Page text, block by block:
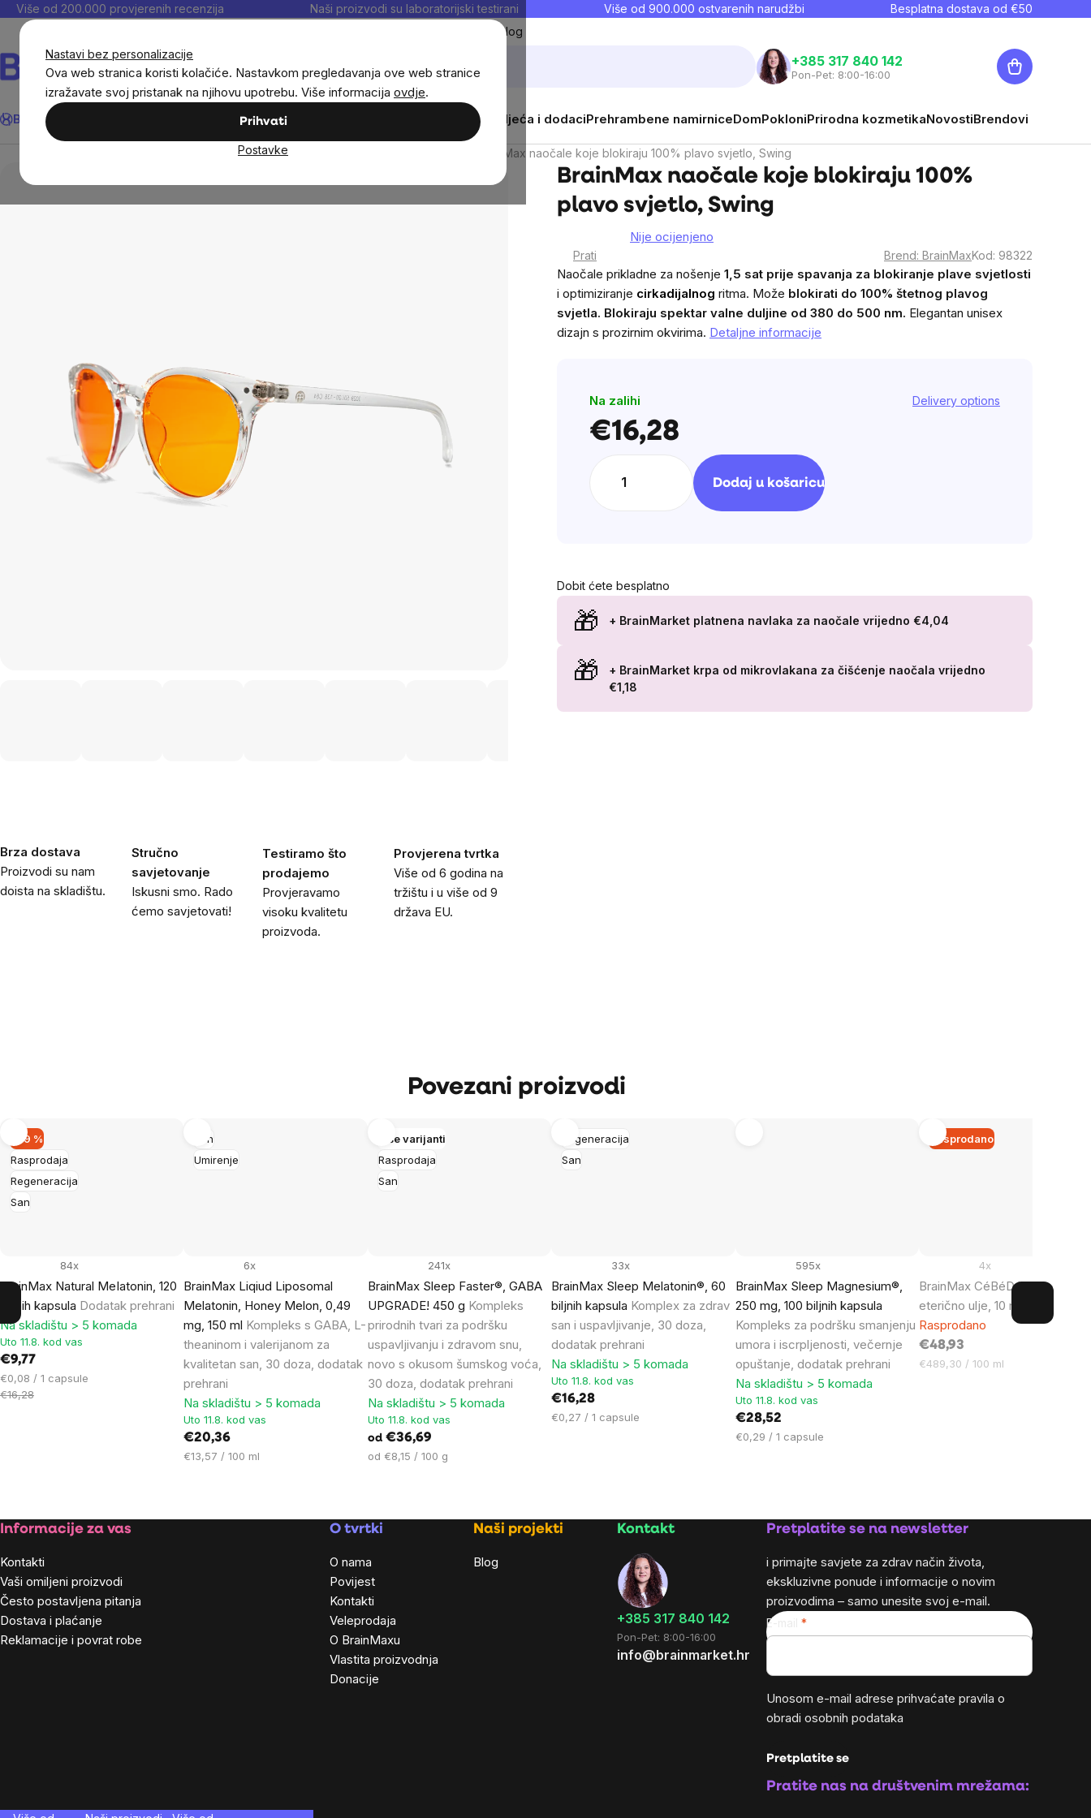
Nastavi bez personalizacije
Ova web stranica koristi kolačiće. Nastavkom pregledavanja ove web stranice
izražavate svoj pristanak na njihovu upotrebu. Više informacija ovdje.
Prihvati
Postavke
Preskoči
Više od 200.000 provjerenih recenzija Naši proizvodi su laboratorijski testirani Više od 900.000 ostvarenih narudžbi Besplatna dostava od €50
Blog
Traži
+385 317 840 142
Pon-Pet: 8:00-16:00
Košarica
BrainMax® Dodaci prehraniNoviteti Sportska odjeća i dodaciPrehrambene namirniceDomPokloniPrirodna kozmetikaNovostiBrendovi
Blokada plavog svjetla Blokada 100 % plavog svjetla BrainMax naočale koje blokiraju 100% plavo svjetlo, Swing
BrainMax naočale koje blokiraju 100%
plavo svjetlo, Swing
average
product
rating
Nije ocijenjeno
Brza dostava
Proizvodi su nam
doista na skladištu.
Stručno
savjetovanje
Iskusni smo. Rado
ćemo savjetovati!
Testiramo što
prodajemo
Provjeravamo
visoku kvalitetu
proizvoda.
Provjerena tvrtka
Više od 6 godina na
tržištu i u više od 9
država EU.
Dobit ćete besplatno
+ BrainMarket platnena navlaka za naočale vrijedno €4,04
+ BrainMarket krpa od mikrovlakana za čišćenje naočala vrijedno
€1,18
Prati Brend: BrainMaxKod: 98322
Naočale prikladne za nošenje 1,5 sat prije spavanja za blokiranje plave svjetlosti
i optimiziranje cirkadijalnog ritma. Može blokirati do 100% štetnog plavog
svjetla. Blokiraju spektar valne duljine od 380 do 500 nm. Elegantan unisex
dizajn s prozirnim okvirima. Detaljne informacije
Na zalihi Delivery options
€16,28
mjere:
Dodaj u košaricu
Povezani proizvodi
Rasprodaja
Regeneracija
San
–39 %
BrainMax Natural MeIatonin, 120
biljnih kapsula Dodatak prehrani
84x
Na skladištu > 5 komada
Uto 11.8. kod vas
€9,77
Cijena
mjere:
€0,08 / 1 capsule
€16,28
San
Umirenje
BrainMax Liqiud Liposomal
Melatonin, Honey Melon, 0,49
mg, 150 ml Kompleks s GABA, L-
theaninom i valerijanom za
kvalitetan san, 30 doza, dodatak
prehrani
6x
Na skladištu > 5 komada
Uto 11.8. kod vas
€20,36
Cijena
€13,57 / 100 ml
Rasprodaja
San
Više varijanti
BrainMax Sleep Faster®, GABA
UPGRADE! 450 g Kompleks
prirodnih tvari za podršku
uspavljivanju i zdravom snu,
novo s okusom šumskog voća,
30 doza, dodatak prehrani
241x
Na skladištu > 5 komada
Uto 11.8. kod vas
od€36,69
Cijena
od €8,15 / 100 g
Regeneracija
San
BrainMax Sleep Melatonin®, 60
biljnih kapsula Komplex za zdrav
san i uspavljivanje, 30 doza,
dodatak prehrani
33x
Na skladištu > 5 komada
Uto 11.8. kod vas
€16,28
Cijena
€0,27 / 1 capsule
BrainMax Sleep Magnesium®,
250 mg, 100 biljnih kapsula
Kompleks za podršku smanjenju
umora i iscrpljenosti, večernje
opuštanje, dodatak prehrani
595x
Na skladištu > 5 komada
Uto 11.8. kod vas
€28,52
Cijena
€0,29 / 1 capsule
Rasprodano
BrainMax CéBéDé SPIRIT,
eterično ulje, 10 ml
4x
Rasprodano
€48,93
Cijena
€489,30 / 100 ml
Footer
Informacije za vas
Kontakti
Vaši omiljeni proizvodi
Često postavljena pitanja
Dostava i plaćanje
Reklamacije i povrat robe
O tvrtki
O nama
Povijest
Kontakti
Veleprodaja
O BrainMaxu
Vlastita proizvodnja
Donacije
Naši projekti
Blog
Kontakt
+385 317 840 142
Pon-Pet: 8:00-16:00
info@brainmarket.hr
Pretplatite se na newsletter
i primajte savjete za zdrav način života,
ekskluzivne ponude i informacije o novim
proizvodima – samo unesite svoj e-mail.
E-mail
Unosom e-mail adrese prihvaćate pravila o
obradi osobnih podataka
Pretplatite se
Pratite nas na društvenim mrežama: